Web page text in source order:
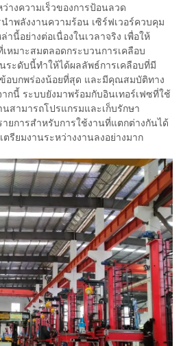
างความเร็วของการป้อนลวด
ำพลังงานความร้อน เซิร์ฟเวอร์ควบคุม
นี้อย่างต่อเนื่องในเวลาจริง เพื่อให้
หมาะสมตลอดกระบวนการเคลือบ
ระดับนี้ทำให้ได้ผลลัพธ์การเคลือบที่มี
อบกพร่องน้อยที่สุด และมีคุณสมบัติทาง
กนี้ ระบบยังมาพร้อมกับอินเทอร์เฟซที่ใช้
สามารถโปรแกรมและเก็บรักษา
ายการสำหรับการใช้งานที่แตกต่างกันได้
ตรียมงานระหว่างงานลงอย่างมาก